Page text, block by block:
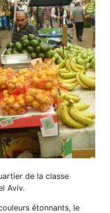
de la classe
Aviv.
étonnants, le